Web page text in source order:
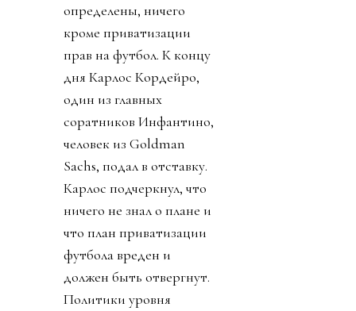
определены, ничего
кроме приватизации
прав на футбол. К концу
дня Карлос Кордейро,
один из главных
соратников Инфантино,
человек из Goldman
Sachs, подал в отставку.
Карлос подчеркнул, что
ничего не знал о плане и
что план приватизации
футбола вреден и
должен быть отвергнут.
Политики уровня